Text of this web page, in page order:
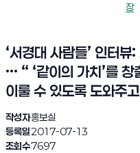
장
‘서경대 사람들’ 인터
··· “ ‘같이의 가치’를
이룰 수 있도록 도와주
작성자홍보실
등록일2017-07-13
조회수7697